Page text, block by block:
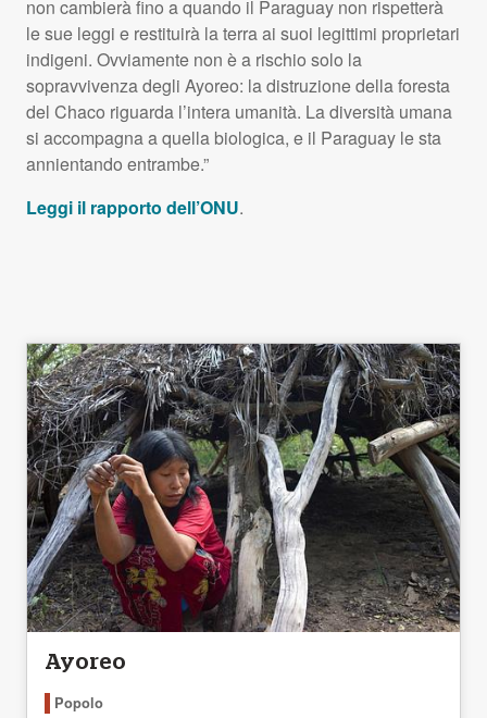
non cambierà fino a quando il Paraguay non rispetterà
le sue leggi e restituirà la terra ai suoi legittimi proprietari
indigeni. Ovviamente non è a rischio solo la
sopravvivenza degli Ayoreo: la distruzione della foresta
del Chaco riguarda l’intera umanità. La diversità umana
si accompagna a quella biologica, e il Paraguay le sta
annientando entrambe.”
Leggi il rapporto dell’ONU.
Ayoreo
Popolo